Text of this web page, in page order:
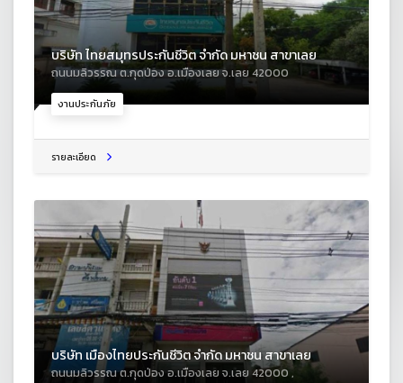
งานประกันภัย
บริษัท ไทยสมุทรประกันชีวิต จำกัด มหาชน สาขาเลย
ถนนมลิวรรณ ต.กุดป่อง อ.เมืองเลย จ.เลย 42000
รายละเอียด
บริษัท เมืองไทยประกันชีวิต จำกัด มหาชน สาขาเลย
ถนนมลิวรรณ ต.กุดป่อง อ.เมืองเลย จ.เลย 42000 ,